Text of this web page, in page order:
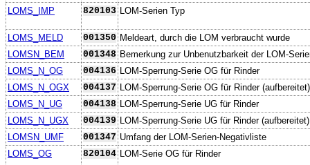
LOMS_IMP
820103 LOM-Serien Typ
LOMS_MELD 001350 Meldeart, durch die LOM verbraucht wurde
LOMSN_BEM
001348 Bemerkung zur Unbenutzbarkeit der LOM-
LOMS_N_OG
004136
LOM-Sperrung-Serie OG für Rinder
LOMS_N_OGX
004137
LOM-Sperrung-Serie OG für Rinder (aufbereitet)
LOMS_N_UG
004138
LOM-Sperrung-Serie UG für Rinder
LOMS_N_UGX
004139
LOM-Sperrung-Serie UG für Rinder (aufbereitet)
LOMSN_UMF
001347 Umfang der LOM-Serien-Negativliste
LOMS_OG
820104 LOM-Serie OG für Rinder